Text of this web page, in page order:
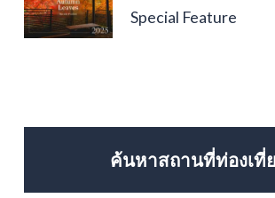
Special Feature
ค้นหาสถานที่ท่องเที่